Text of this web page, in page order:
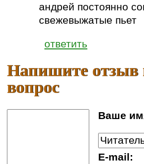
андрей постоянно
свежевыжатые пьет
ответить
Напишите отзыв
вопрос
Ваше
E-mail: